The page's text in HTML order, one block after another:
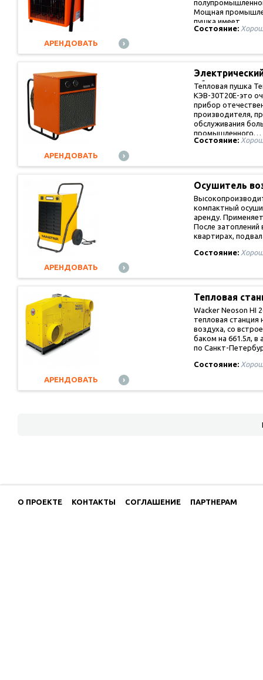
Мощная
пушка имеет…
Состояние:
АРЕНДОВАТЬ
Тепловая пушка
КЭВ-30Т20Е-это
прибор
производителя,
обслуживания
промышленного…
Состояние:
АРЕНДОВАТЬ
Осушитель
MASTER…
компактный
аренду.
После затоплений
квартирах,
Состояние:
АРЕНДОВАТЬ
Тепловая
Wacker Neoson HI
тепловая станция
воздуха, со
баком на 661.5л, в
по Санкт-
Состояние:
АРЕНДОВАТЬ
О ПРОЕКТЕ КОНТАКТЫ СОГЛАШЕНИЕ ПАРТНЕРАМ